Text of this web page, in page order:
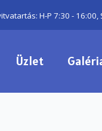
H-P 7:30 - 16:00,
Üzlet